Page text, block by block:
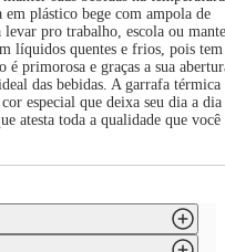
plástico bege com ampola de
pro trabalho, escola ou
líquidos quentes e frios, pois tem
primorosa e graças a sua
das bebidas. A garrafa térmica
especial que deixa seu dia a dia
atesta toda a qualidade que você